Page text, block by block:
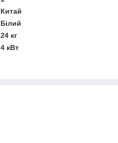
Китай
Білий
24 кг
4 кВт